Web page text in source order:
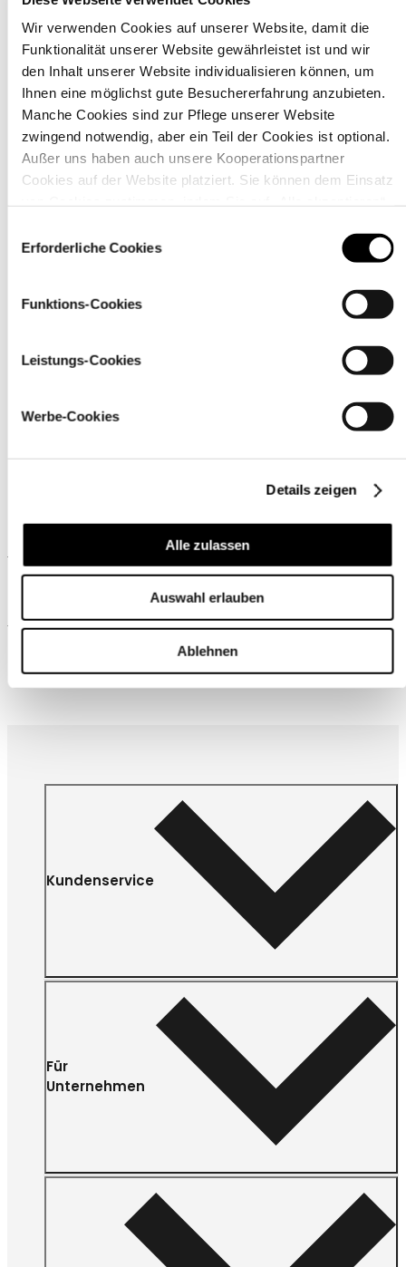
Wir verwenden Cookies auf unserer Website, damit die
Funktionalität unserer Website gewährleistet ist und wir
den Inhalt unserer Website individualisieren können, um
Ihnen eine möglichst gute Besuchererfahrung anzubieten.
Manche Cookies sind zur Pflege unserer Website
zwingend notwendig, aber ein Teil der Cookies ist optional.
Außer uns haben auch unsere Kooperationspartner
Cookies auf der Website platziert. Sie können dem Einsatz
über den Link „Cookie-Einstellungen
Erforderliche Cookies
Funktions-Cookies
Leistungs-Cookies
Werbe-Cookies
Details zeigen
Alle zulassen
Auswahl erlauben
Ablehnen
Material
Pflegehinweise
Ähnliche Produkte
Wird oft zusammen gekauft
Kundenservice
Für
Unternehmen